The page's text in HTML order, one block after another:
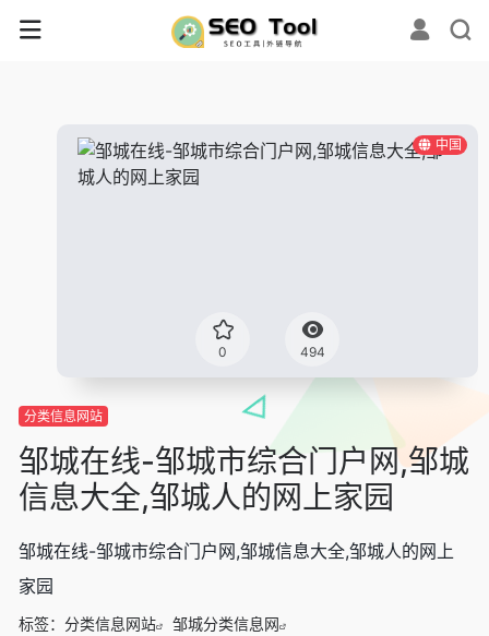
中国
0 494
分类信息网站
邹城在线-邹城市综合门户网,邹城
信息大全,邹城人的网上家园
邹城在线-邹城市综合门户网,邹城信息大全,邹城人的网上
家园
标签： 分类信息网站 邹城分类信息网